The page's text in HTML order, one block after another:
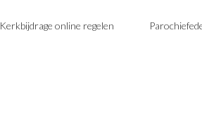
Kerkbijdrage online regelen